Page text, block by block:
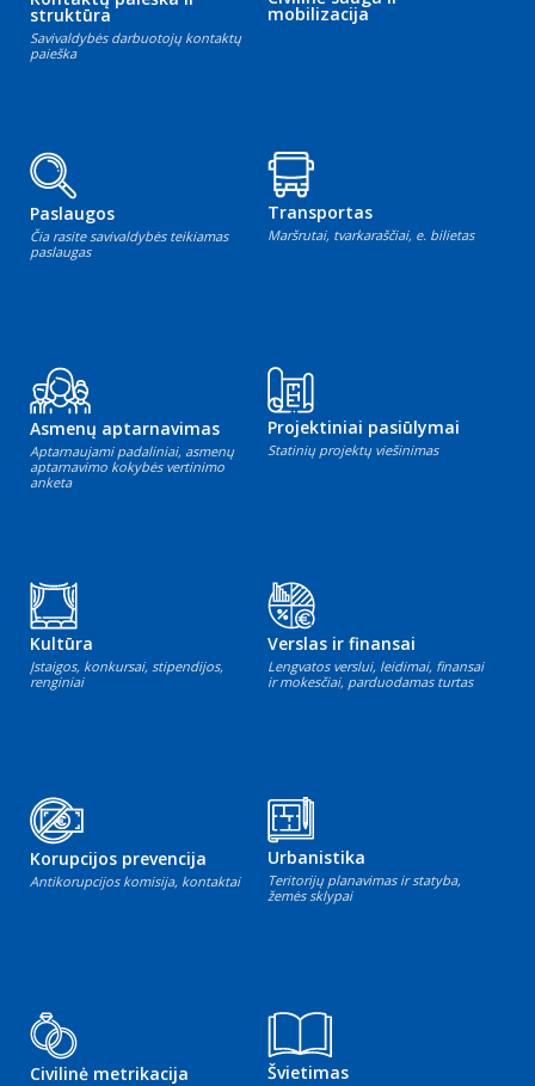
struktūra
Savivaldybės darbuotojų kontaktų
paieška
mobilizacija
Paslaugos
Čia rasite savivaldybės teikiamas
paslaugas
Transportas
Maršrutai, tvarkaraščiai, e. bilietas
Asmenų aptarnavimas
Aptarnaujami padaliniai, asmenų
aptarnavimo kokybės vertinimo
anketa
Projektiniai pasiūlymai
Statinių projektų viešinimas
Kultūra
Įstaigos, konkursai, stipendijos,
renginiai
Verslas ir finansai
Lengvatos verslui, leidimai, finansai
ir mokesčiai, parduodamas turtas
Korupcijos prevencija
Antikorupcijos komisija, kontaktai
Urbanistika
Teritorijų planavimas ir statyba,
žemės sklypai
Civilinė metrikacija Švietimas